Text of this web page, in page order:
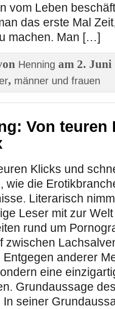
vom Leben
das erste Mal
machen. Man […]
Henning am 2. Juni
, männer und frauen
Von teuren
Klicks und
wie die
Literarisch
Leser mit zur
rund um
zwischen
Entgegen anderer
eine
Grundaussage
seiner